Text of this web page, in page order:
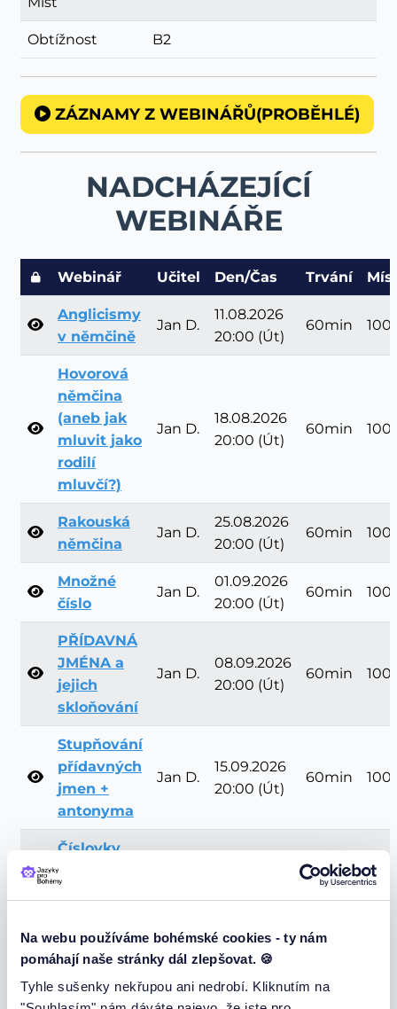
Na webu používáme bohémské cookies - ty nám
pomáhají naše stránky dál zlepšovat. 🍪
Tyhle sušenky nekřupou ani nedrobí. Kliknutím na
Obtížnost B2
ZÁZNAMY Z WEBINÁŘŮ(PROBĚHLÉ)
NADCHÁZEJÍCÍ
WEBINÁŘE
Webinář Učitel Den/Čas Trvání
Anglicismy
v němčině
Jan D.
11.08.2026
20:00 (Út)
60min 100
Hovorová
němčina
(aneb jak
mluvit jako
rodilí
mluvčí?)
Jan D.
18.08.2026
20:00 (Út)
60min 100
Rakouská
němčina
Jan D.
25.08.2026
20:00 (Út)
60min 100
Množné
číslo
Jan D.
01.09.2026
20:00 (Út)
60min 100
PŘÍDAVNÁ
JMÉNA a
jejich
skloňování
Jan D.
08.09.2026
20:00 (Út)
60min 100
Stupňování
přídavných
jmen +
antonyma
Jan D.
15.09.2026
20:00 (Út)
60min 100
Číslovky,
čas a
60min 100
Časové
Jan D.
29.09.2026